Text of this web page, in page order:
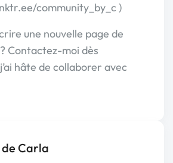
community_by_c )
une nouvelle page de
Contactez-moi dès
hâte de collaborer avec
Carla